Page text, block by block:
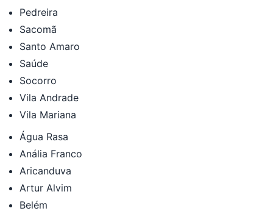
Pedreira
Sacomã
Santo Amaro
Saúde
Socorro
Vila Andrade
Vila Mariana
Água Rasa
Anália Franco
Aricanduva
Artur Alvim
Belém